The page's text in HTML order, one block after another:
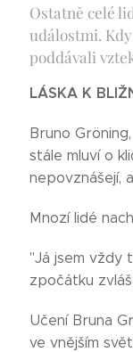
Ostatně celé
událostmi.
poddávali
LÁSKA K
Bruno
stále mluví o
nepovznášejí,
Mnozí lidé
"Já jsem vždy
zpočátku
Učení Bruna
ve vnějším